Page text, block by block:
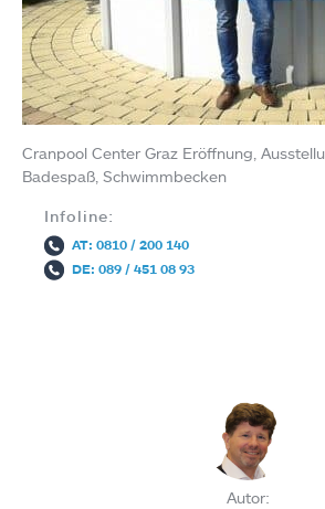
Cranpool Center Graz Eröffnung,
Badespaß, Schwimmbecken
Infoline:
AT: 0810 / 200 140
DE: 089 / 451 08 93
Autor: